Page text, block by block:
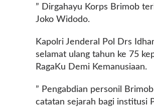
m
g
i
N
a
r
” Dirgahayu Korps Brimob
Joko Widodo.
Kapolri Jenderal Pol Drs
selamat ulang tahun ke 75
RagaKu Demi Kemanusiaan.
” Pengabdian personil
catatan sejarah bagi institusi